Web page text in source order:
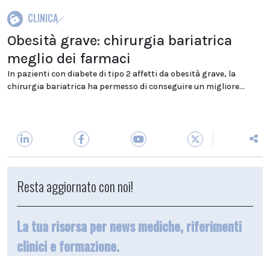
CLINICA
Obesità grave: chirurgia bariatrica
meglio dei farmaci
In pazienti con diabete di tipo 2 affetti da obesità grave, la
chirurgia bariatrica ha permesso di conseguire un migliore...
Resta aggiornato con noi!
La tua risorsa per news mediche, riferimenti
clinici e formazione.